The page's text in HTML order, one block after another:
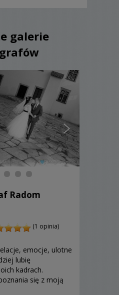
galerie
Radom
(1 opinia)
emocje, ulotne
lubię
kadrach.
się z moją